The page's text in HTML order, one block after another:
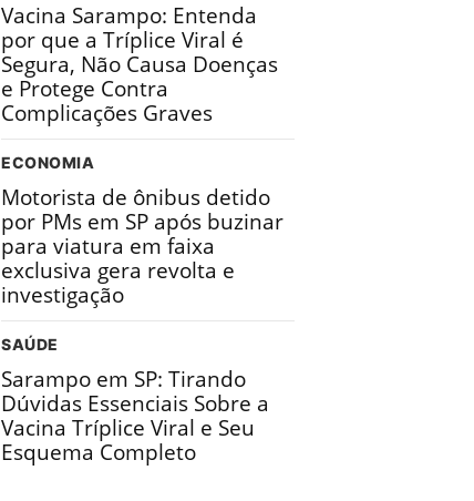
Vacina Sarampo: Entenda
por que a Tríplice Viral é
Segura, Não Causa Doenças
e Protege Contra
Complicações Graves
ECONOMIA
Motorista de ônibus detido
por PMs em SP após buzinar
para viatura em faixa
exclusiva gera revolta e
investigação
SAÚDE
Sarampo em SP: Tirando
Dúvidas Essenciais Sobre a
Vacina Tríplice Viral e Seu
Esquema Completo